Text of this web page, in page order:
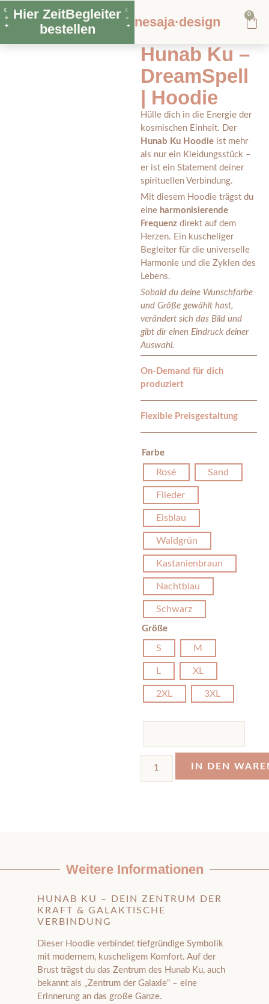
☾
✧
✦
Hier ZeitBegleiter
bestellen
☾
✧
✦
nesaja·design 0
Hunab Ku –
DreamSpell
| Hoodie
Hülle dich in die Energie der
kosmischen Einheit. Der
Hunab Ku Hoodieist mehr
als nur ein Kleidungsstück –
er ist ein Statement deiner
spirituellen Verbindung.
Mit diesem Hoodie trägst du
eine harmonisierende
Frequenzdirekt auf dem
Herzen. Ein kuscheliger
Begleiter für die universelle
Harmonie und die Zyklen des
Lebens.
Sobald du deine Wunschfarbe
und Größe gewählt hast,
verändert sich das Bild und
gibt dir einen Eindruck deiner
Auswahl.
On-Demand für dich
produziert
Flexible Preisgestaltung
Farbe
Rosé Sand
Flieder
Eisblau
Waldgrün
Kastanienbraun
Nachtblau
Schwarz
Größe
S M
L XL
2XL 3XL
IN DEN
Weitere Informationen
HUNAB KU – DEIN ZENTRUM DER
KRAFT & GALAKTISCHE
VERBINDUNG
Dieser Hoodie verbindet tiefgründige Symbolik
mit modernem, kuscheligem Komfort. Auf der
Brust trägst du das Zentrum des Hunab Ku, auch
bekannt als „Zentrum der Galaxie“ – eine
Erinnerung an das große Ganze.